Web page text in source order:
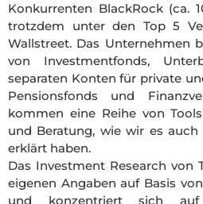
Konkurrenten BlackRock (ca.
trotzdem unter den Top 5
Wallstreet. Das Unternehmen
von Investmentfonds,
separaten Konten für private
Pensionsfonds und
kommen eine Reihe von
und Beratung, wie wir es
erklärt haben.
Das Investment Research von
eigenen Angaben auf Basis
und konzentriert sich auf